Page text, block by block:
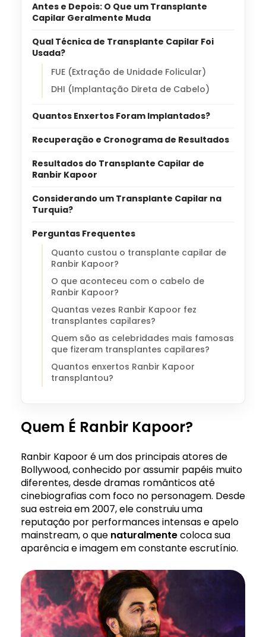
Antes e Depois: O Que um Transplante
Capilar Geralmente Muda
Qual Técnica de Transplante Capilar Foi
Usada?
FUE (Extração de Unidade Folicular)
DHI (Implantação Direta de Cabelo)
Quantos Enxertos Foram Implantados?
Recuperação e Cronograma de Resultados
Resultados do Transplante Capilar de
Ranbir Kapoor
Considerando um Transplante Capilar na
Turquia?
Perguntas Frequentes
Quanto custou o transplante capilar de
Ranbir Kapoor?
O que aconteceu com o cabelo de
Ranbir Kapoor?
Quantas vezes Ranbir Kapoor fez
transplantes capilares?
Quem são as celebridades mais famosas
que fizeram transplantes capilares?
Quantos enxertos Ranbir Kapoor
transplantou?
Quem É Ranbir Kapoor?
Ranbir Kapoor é um dos principais atores de
Bollywood, conhecido por assumir papéis muito
diferentes, desde dramas românticos até
cinebiografias com foco no personagem. Desde
sua estreia em 2007, ele construiu uma
reputação por performances intensas e apelo
mainstream, o que naturalmentecoloca sua
aparência e imagem em constante escrutínio.